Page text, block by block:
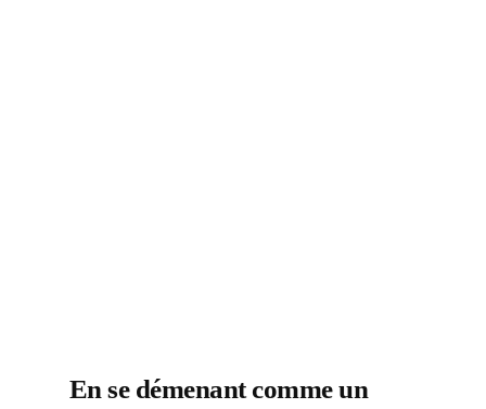
En se démenant comme un